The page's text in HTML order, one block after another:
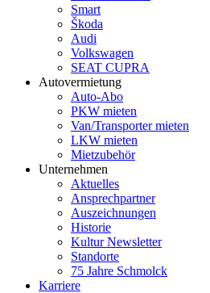
Smart
Škoda
Audi
Volkswagen
SEAT CUPRA
Autovermietung
Auto-Abo
PKW mieten
Van/Transporter mieten
LKW mieten
Mietzubehör
Unternehmen
Aktuelles
Ansprechpartner
Auszeichnungen
Historie
Kultur Newsletter
Standorte
75 Jahre Schmolck
Karriere